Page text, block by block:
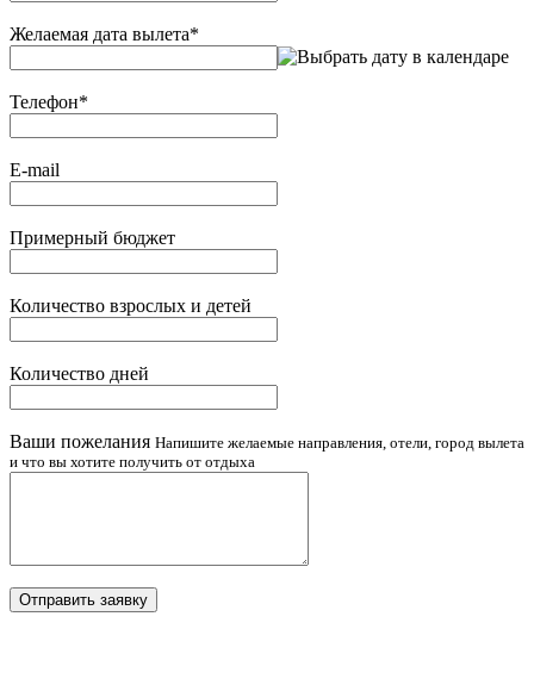
Желаемая дата вылета*
Телефон*
E-mail
Примерный бюджет
Количество взрослых и детей
Количество дней
Ваши пожелания Напишите желаемые направления, отели, город вылета
и что вы хотите получить от отдыха